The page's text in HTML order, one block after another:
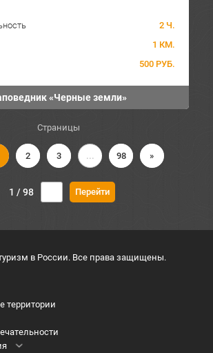
2 Ч.
1 КМ.
500 РУБ.
«Черные земли»
Страницы
2 3 ... 98 »
1 / 98
в России. Все права защищены.
территории